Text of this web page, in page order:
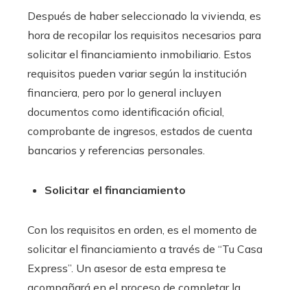
Después de haber seleccionado la vivienda, es
hora de recopilar los requisitos necesarios para
solicitar el financiamiento inmobiliario. Estos
requisitos pueden variar según la institución
financiera, pero por lo general incluyen
documentos como identificación oficial,
comprobante de ingresos, estados de cuenta
bancarios y referencias personales.
Solicitar el financiamiento
Con los requisitos en orden, es el momento de
solicitar el financiamiento a través de “Tu Casa
Express”. Un asesor de esta empresa te